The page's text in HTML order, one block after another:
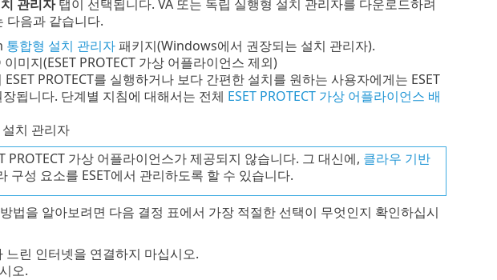
관리자탭이 선택됩니다. VA 또는 독립 실행형 설치 관리자를 다운로드하려
다음과 같습니다.
통합형 설치 관리자패키지(Windows에서 권장되는 설치 관리자).
미지(ESET PROTECT 가상 어플라이언스 제외)
PROTECT를 실행하거나 보다 간편한 설치를 원하는 사용자에게는 ESET
됩니다. 단계별 지침에 대해서는 전체 ESET PROTECT 가상 어플라이언스 배
치 관리자
가상 어플라이언스가 제공되지 않습니다. 그 대신에, 클라우 기반
구성 요소를 ESET에서 관리하도록 할 수 있습니다.
법을 알아보려면 다음 결정 표에서 가장 적절한 선택이 무엇인지 확인하십시
느린 인터넷을 연결하지 마십시오.
오.